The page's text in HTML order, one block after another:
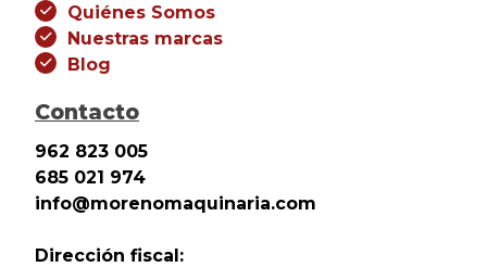
Quiénes Somos
Nuestras marcas
Blog
Contacto
962 823 005
685 021 974
info@morenomaquinaria.com
Dirección fiscal: